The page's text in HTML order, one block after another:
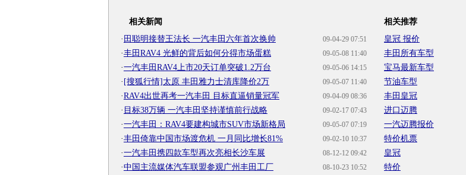
相关新闻
09-04-29 07:51
· 田聪明接替王法长 一汽丰田六年首次换帅
09-05-08 11:40
·丰田RAV4 光鲜的背后如何分得市场蛋糕
09-05-06 14:15
·一汽丰田RAV4上市20天订单突破1.2万台
09-05-07 11:40
· [搜狐行情]太原 丰田雅力士清库降价2万
09-04-09 08:36
·RAV4出世再考一汽丰田 目标直逼销量冠军
09-02-17 07:43
· 目标38万辆 一汽丰田坚持谨慎前行战略
09-05-07 07:19
·一汽丰田：RAV4要建构城市SUV市场新格局
09-02-10 10:37
·丰田倚靠中国市场渡危机 一月同比增长81%
08-12-12 09:42
·一汽丰田携四款车型再次亮相长沙车展
08-10-23 10:52
·中国主流媒体汽车联盟参观广州丰田工厂
相关推荐
皇冠 报价
丰田所有车型
宝马最新车型
节油车型
丰田皇冠
进口迈腾
一汽迈腾报价
特价机票
皇冠
特价